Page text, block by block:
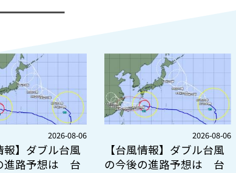
2026-08-06
報】ダブル台風
進路予想は 台
2026-08-06
【台風情報】ダブル台風
の今後の進路予想は 台